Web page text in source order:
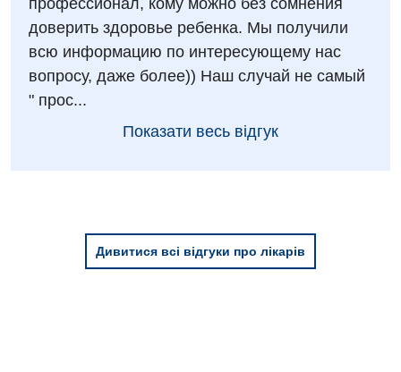
профессионал, кому можно без сомнения
доверить здоровье ребенка. Мы получили
всю информацию по интересующему нас
вопросу, даже более)) Наш случай не самый
" прос...
Показати весь відгук
Дивитися всі відгуки про лікарів